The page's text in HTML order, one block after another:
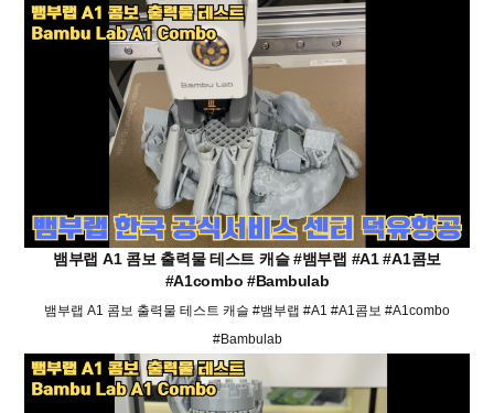
뱀부랩 A1 콤보 출력물 테스트 캐슬 #뱀부랩 #A1 #A1콤보
#A1combo #Bambulab
뱀부랩 A1 콤보 출력물 테스트 캐슬 #뱀부랩 #A1 #A1콤보 #A1combo
#Bambulab